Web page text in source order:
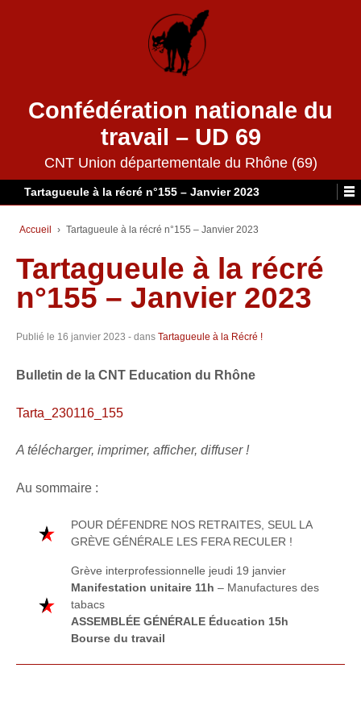
Confédération nationale du
travail – UD 69
CNT Union départementale du Rhône (69)
Tartagueule à la récré n°155 – Janvier 2023
Accueil › Tartagueule à la récré n°155 – Janvier 2023
Tartagueule à la récré
n°155 – Janvier 2023
Publié le 16 janvier 2023 - dans Tartagueule à la Récré !
Bulletin de la CNT Education du Rhône
Tarta_230116_155
A télécharger, imprimer, afficher, diffuser !
Au sommaire :
POUR DÉFENDRE NOS RETRAITES, SEUL LA
GRÈVE GÉNÉRALE LES FERA RECULER !
Grève interprofessionnelle jeudi 19 janvier
Manifestation unitaire 11h – Manufactures des
tabacs
ASSEMBLÉE GÉNÉRALE Éducation 15h
Bourse du travail